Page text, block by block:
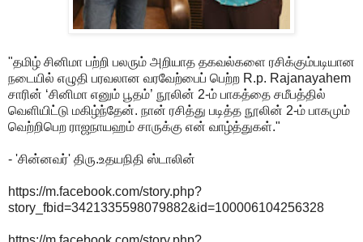
"தமிழ் சினிமா பற்றி பலரும் அறியாத தகவல்களை ரசிக்கும்படியான
நடையில் எழுதி பரவலான வரவேற்பைப் பெற்ற R.p. Rajanayahem
சாரின் ‘சினிமா எனும் பூதம்’ நூலின் 2-ம் பாகத்தை சமீபத்தில்
வெளியிட்டு மகிழ்ந்தேன். நான் ரசித்து படித்த நூலின் 2-ம் பாகமும்
வெற்றிபெற ராஜநாயஹம் சாருக்கு என் வாழ்த்துகள்."
- 'சின்னவர்' திரு.உதயநிதி ஸ்டாலின்
https://m.facebook.com/story.php?
story_fbid=3421335598079882&id=100006104256328